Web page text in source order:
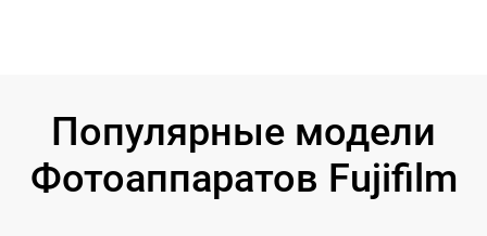
Популярные модели
Фотоаппаратов Fujifilm